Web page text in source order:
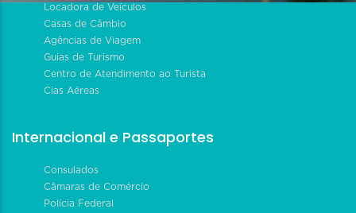
Locadora de Veículos
Casas de Câmbio
Agências de Viagem
Guias de Turismo
Centro de Atendimento ao Turista
Cias Aéreas
Internacional e Passaportes
Consulados
Câmaras de Comércio
Polícia Federal